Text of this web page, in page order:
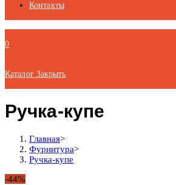
Контакты
0
Каталог Закрыть
Ручка-купе
Главная>
Фурнитура>
Ручка-купе
-44%